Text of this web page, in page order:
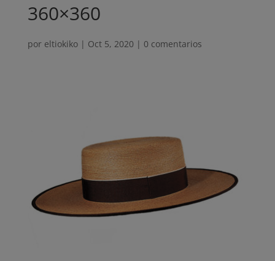
360×360
por eltiokiko| Oct 5, 2020 | 0 comentarios